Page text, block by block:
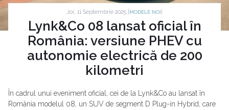
Joi, 11 Septembrie 2025 | MODELE NOI
Lynk&Co 08 lansat oficial în
România: versiune PHEV cu
autonomie electrică de 200
kilometri
În cadrul unui eveniment oficial, cei de la Lynk&Co au lansat în
România modelul 08, un SUV de segment D Plug-in Hybrid, care